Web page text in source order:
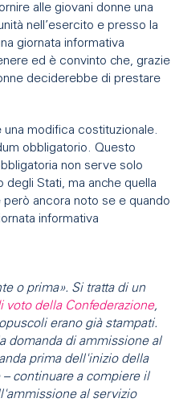
alle giovani donne una
nell’esercito e presso la
giornata informativa
ed è convinto che, grazie
deciderebbe di prestare
una modifica costituzionale.
obbligatorio. Questo
non serve solo
degli Stati, ma anche quella
ancora noto se e quando
informativa
o prima». Si tratta di un
voto della Confederazione,
erano già stampati.
domanda di ammissione al
prima dell'inizio della
continuare a compiere il
al servizio